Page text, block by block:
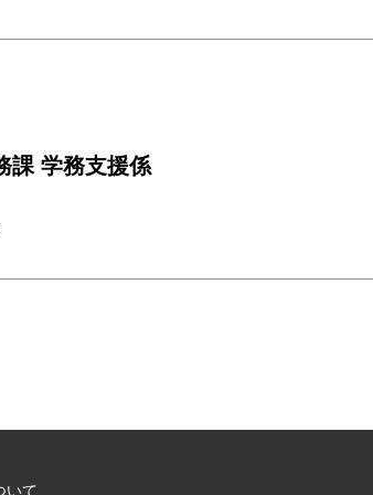
課 学務支援係
いて